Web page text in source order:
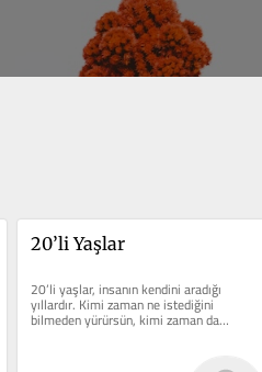
20’li Yaşlar
20’li yaşlar, insanın kendini aradığı
yıllardır. Kimi zaman ne istediğini
bilmeden yürürsün, kimi zaman da…